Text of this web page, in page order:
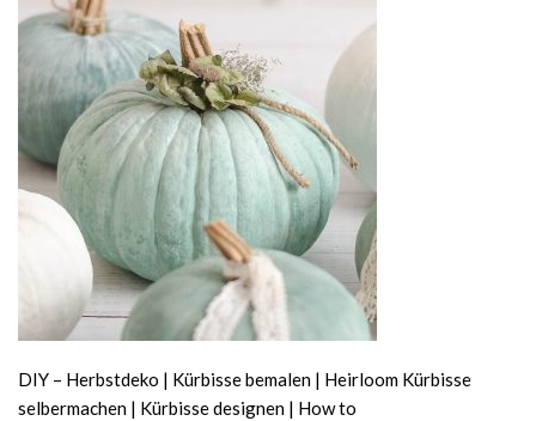
DIY – Herbstdeko | Kürbisse bemalen | Heirloom Kürbisse
selbermachen | Kürbisse designen | How to